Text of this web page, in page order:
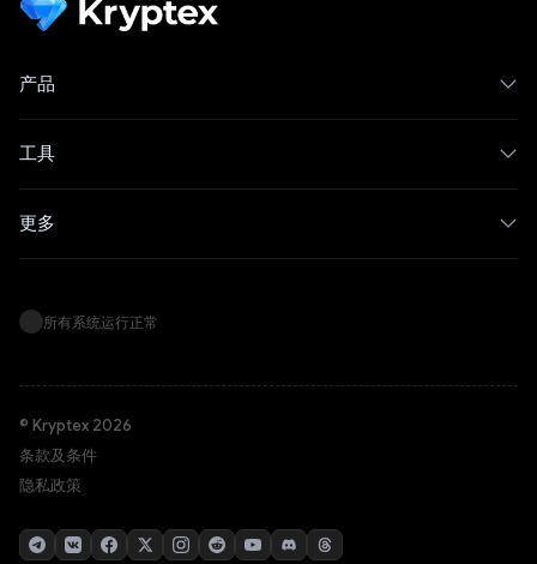
产品
工具
更多
所有系统运行正常
© Kryptex 2026
条款及条件
隐私政策